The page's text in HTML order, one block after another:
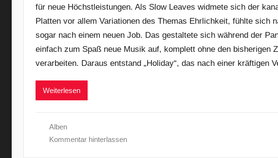
für neue Höchstleistungen. Als Slow Leaves widmete sich der
Platten vor allem Variationen des Themas Ehrlichkeit, fühlte sich
sogar nach einem neuen Job. Das gestaltete sich während der
einfach zum Spaß neue Musik auf, komplett ohne den bisherigen
verarbeiten. Daraus entstand „Holiday“, das nach einer kräftigen
Weiterlesen
Alben
Kommentar hinterlassen